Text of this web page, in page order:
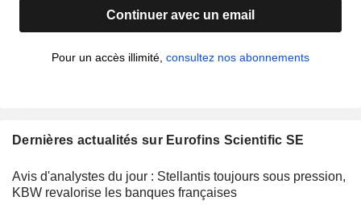
Continuer avec un email
Pour un accès illimité, consultez nos abonnements
Dernières actualités sur Eurofins Scientific SE
Avis d'analystes du jour : Stellantis toujours sous pression,
KBW revalorise les banques françaises